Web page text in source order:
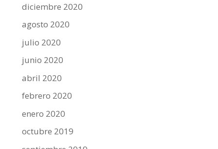
diciembre 2020
agosto 2020
julio 2020
junio 2020
abril 2020
febrero 2020
enero 2020
octubre 2019